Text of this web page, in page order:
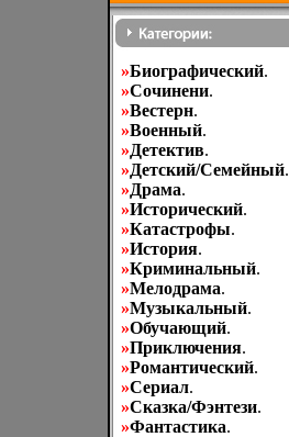
»Биографический.
»Cочинени.
»Вестерн.
»Военный.
»Детектив.
»Детский/Семейный.
»Драма.
»Исторический.
»Катастрофы.
»История.
»Криминальный.
»Мелодрама.
»Музыкальный.
»Обучающий.
»Приключения.
»Романтический.
»Сериал.
»Сказка/Фэнтези.
»Фантастика.